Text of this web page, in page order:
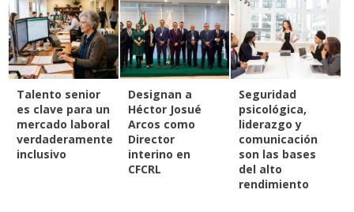
Talento senior
es clave para un
mercado laboral
verdaderamente
inclusivo
Designan a
Héctor Josué
Arcos como
Director
interino en
CFCRL
Seguridad
psicológica,
liderazgo y
comunicación
son las bases
del alto
rendimiento